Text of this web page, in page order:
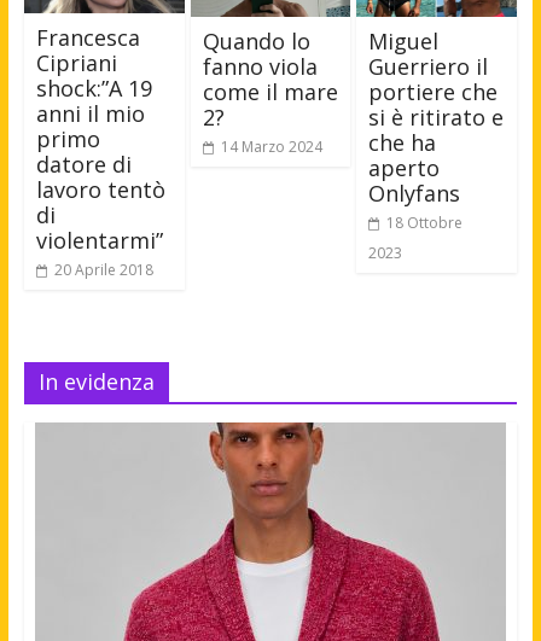
Francesca
Cipriani
shock:”A 19
anni il mio
primo
datore di
lavoro tentò
di
violentarmi”
20 Aprile 2018
Quando lo
fanno viola
come il mare
2?
14 Marzo 2024
Miguel
Guerriero il
portiere che
si è ritirato e
che ha
aperto
Onlyfans
18 Ottobre
2023
In evidenza